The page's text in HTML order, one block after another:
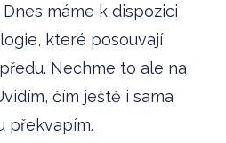
máme k dispozici
které posouvají
Nechme to ale na
čím ještě i sama
překvapím.